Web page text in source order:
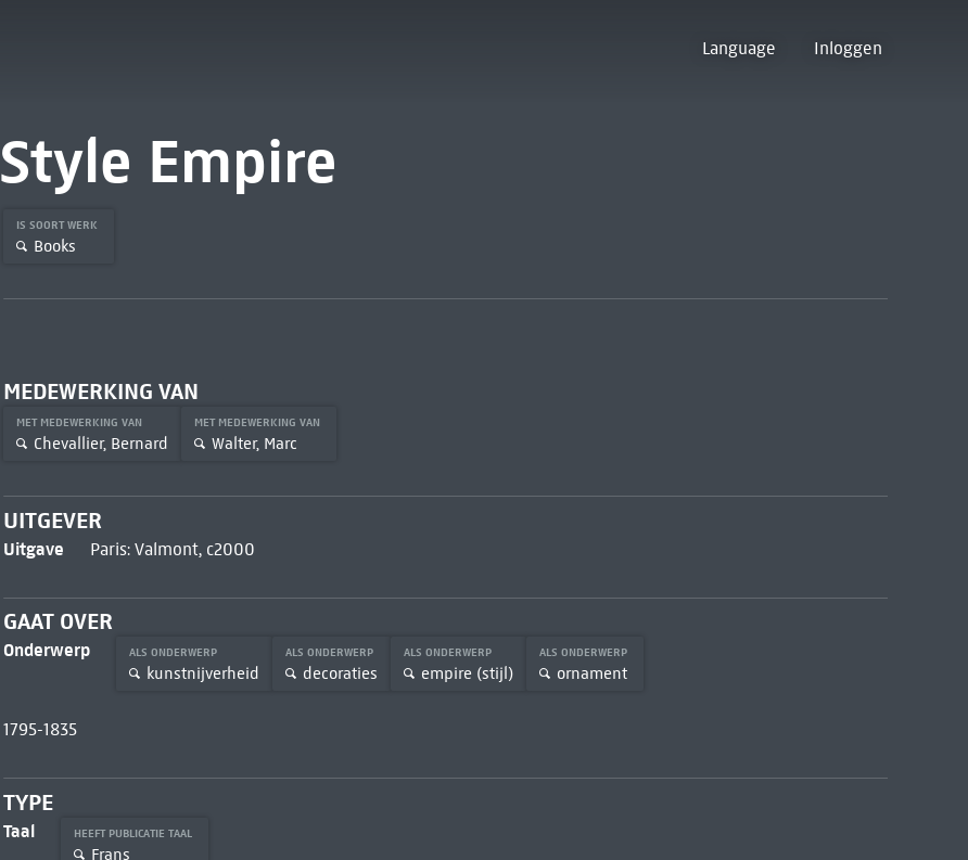
Language Inloggen
Style Empire
IS SOORT WERK
Books
MEDEWERKING VAN
MET MEDEWERKING VAN
Chevallier, Bernard
MET MEDEWERKING VAN
Walter, Marc
UITGEVER
Uitgave Paris: Valmont, c2000
GAAT OVER
Onderwerp ALS ONDERWERP
kunstnijverheid
ALS ONDERWERP
decoraties
ALS ONDERWERP
empire (stijl)
ALS ONDERWERP
ornament
1795-1835
TYPE
Taal HEEFT PUBLICATIE TAAL
Frans